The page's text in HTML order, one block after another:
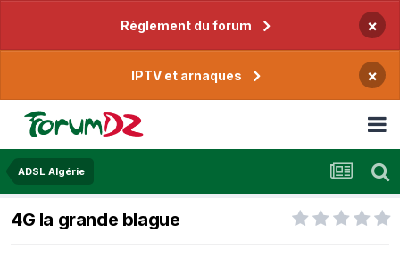
Règlement du forum ×
IPTV et arnaques ×
ADSL Algérie
4G la grande blague